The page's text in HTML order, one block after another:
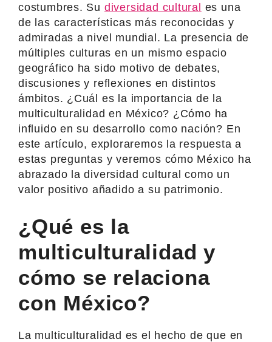
costumbres. Su diversidad cultural es una
de las características más reconocidas y
admiradas a nivel mundial. La presencia de
múltiples culturas en un mismo espacio
geográfico ha sido motivo de debates,
discusiones y reflexiones en distintos
ámbitos. ¿Cuál es la importancia de la
multiculturalidad en México? ¿Cómo ha
influido en su desarrollo como nación? En
este artículo, exploraremos la respuesta a
estas preguntas y veremos cómo México ha
abrazado la diversidad cultural como un
valor positivo añadido a su patrimonio.
¿Qué es la
multiculturalidad y
cómo se relaciona
con México?
La multiculturalidad es el hecho de que en